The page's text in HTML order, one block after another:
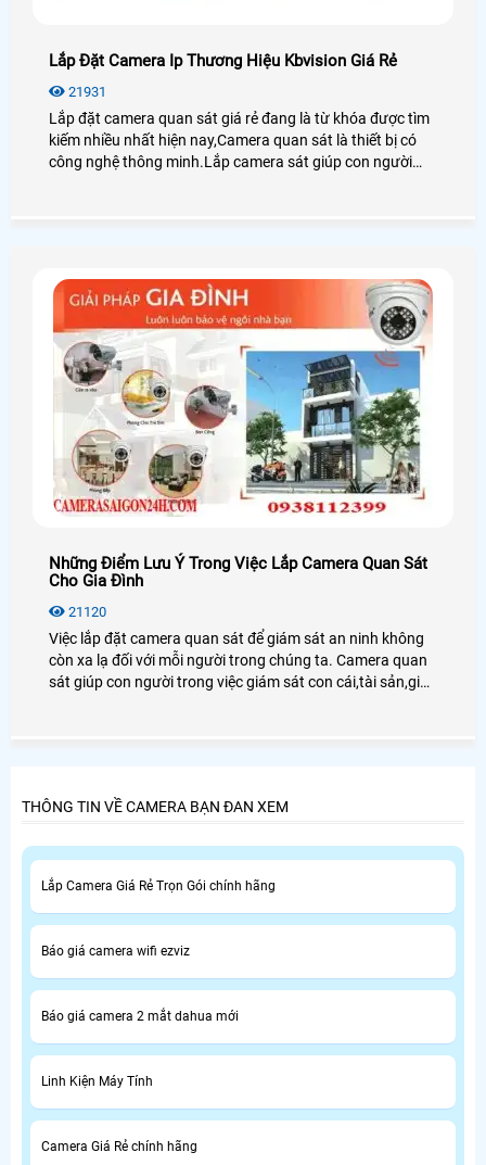
Lắp Đặt Camera Ip Thương Hiệu Kbvision Giá Rẻ
21931
Lắp đặt camera quan sát giá rẻ đang là từ khóa được tìm
kiếm nhiều nhất hiện nay,Camera quan sát là thiết bị có
công nghệ thông minh.Lắp camera sát giúp con người
Những Điểm Lưu Ý Trong Việc Lắp Camera Quan Sát
Cho Gia Đình
21120
Việc lắp đặt camera quan sát để giám sát an ninh không
còn xa lạ đối với mỗi người trong chúng ta. Camera quan
sát giúp con người trong việc giám sát con cái,tài sản,giúp
THÔNG TIN VỀ CAMERA BẠN ĐAN XEM
Lắp Camera Giá Rẻ Trọn Gói chính hãng
Báo giá camera wifi ezviz
Báo giá camera 2 mắt dahua mới
Linh Kiện Máy Tính
Camera Giá Rẻ chính hãng